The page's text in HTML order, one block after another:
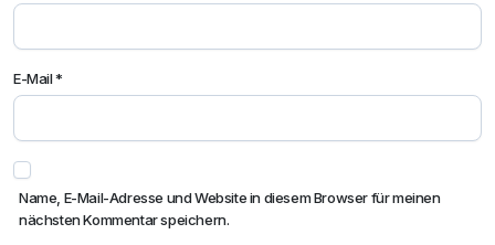
E-Mail*
Name, E-Mail-Adresse und Website in diesem Browser für meinen
nächsten Kommentar speichern.